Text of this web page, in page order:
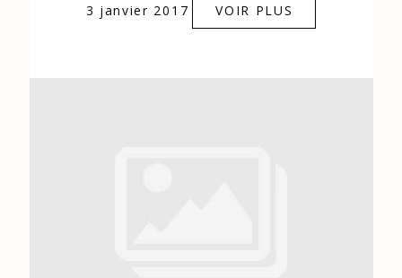
3 janvier 2017 VOIR PLUS
GALERIES PRIVÉES